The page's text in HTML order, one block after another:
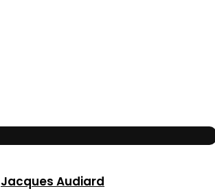
Jacques Audiard